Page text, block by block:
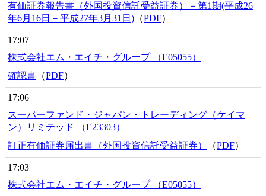
有価証券報告書（外国投資信託受益証券）－第1期(平成26
年6月16日－平成27年3月31日) （PDF）
17:07
株式会社エム・エイチ・グループ （E05055）
確認書 （PDF）
17:06
スーパーファンド・ジャパン・トレーディング（ケイマ
ン）リミテッド （E23303）
訂正有価証券届出書（外国投資信託受益証券）
（PDF）
17:03
株式会社エム・エイチ・グループ （E05055）